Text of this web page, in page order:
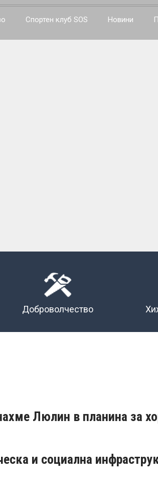
Спортен клуб SOS Новини
Доброволчество
Люлин в планина за
и социална